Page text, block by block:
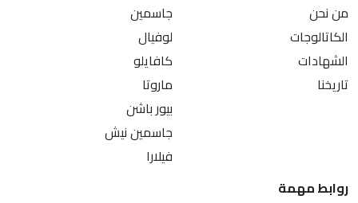
من نحن
الكاتالوجات
الشهادات
تاريخنا
جاسمين
لوفيال
كافايلو
ماروتا
بيور باشن
جاسمين نيش
فيلارا
روابط مهمة